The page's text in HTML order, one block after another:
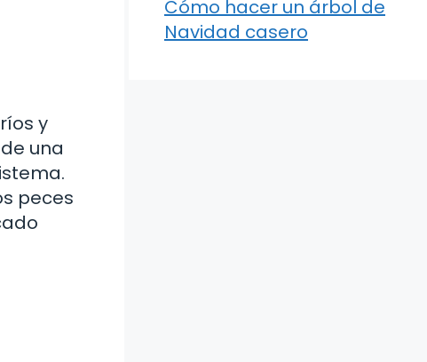
y
una
peces
Cómo hacer un árbol de
Navidad casero